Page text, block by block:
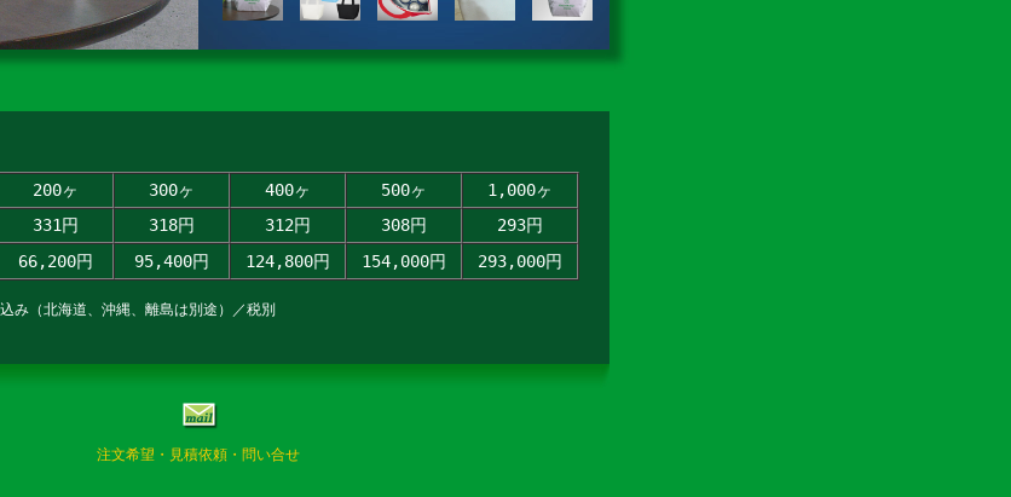
200ヶ 300ヶ 400ヶ 500ヶ
1,000ヶ
331円 318円 312円 308円
293円
66,200円 95,400円 124,800円 154,000円 293,000円
み（北海道、沖縄、離島は別途）／税別
注文希望・見積依頼・問い合せ